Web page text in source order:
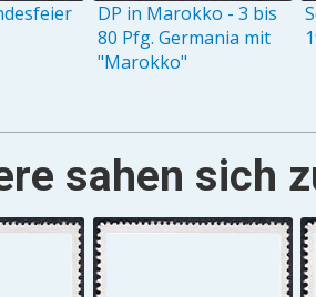
DP in Marokko - 3 bis
80 Pfg. Germania mit
"Marokko"
sahen sich